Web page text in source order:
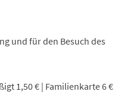
und für den Besuch des
1,50 € | Familienkarte 6 €